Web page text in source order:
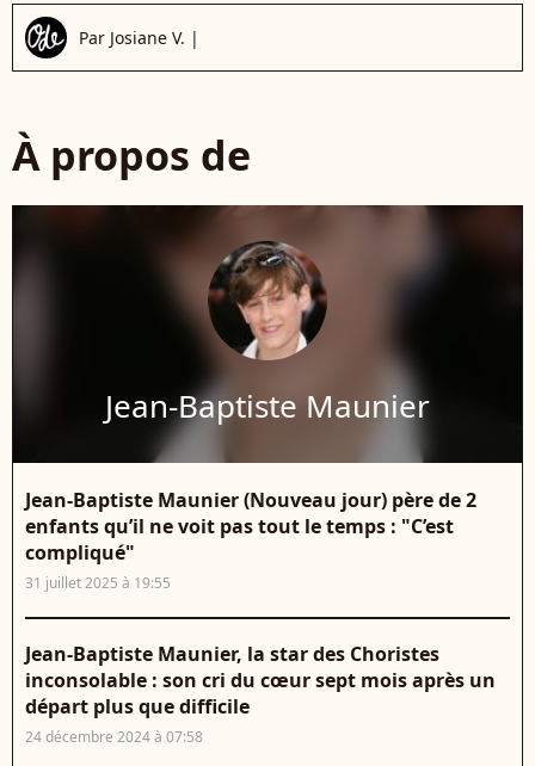
Par Josiane V. |
À propos de
Jean-Baptiste Maunier
Jean-Baptiste Maunier (Nouveau jour) père de 2
enfants qu’il ne voit pas tout le temps : "C’est
compliqué"
31 juillet 2025 à 19:55
Jean-Baptiste Maunier, la star des Choristes
inconsolable : son cri du cœur sept mois après un
départ plus que difficile
24 décembre 2024 à 07:58